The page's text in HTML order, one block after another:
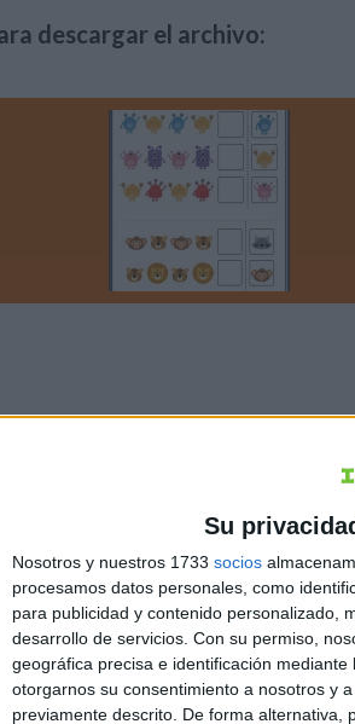
Su
Nosotros y nuestros 1733 socios
procesamos datos personales, como
para publicidad y contenido personalizado,
desarrollo de servicios. Con su permiso,
geográfica precisa e identificación
otorgarnos su consentimiento a nosotros y
previamente descrito. De forma alternativa,
descargar el archivo: